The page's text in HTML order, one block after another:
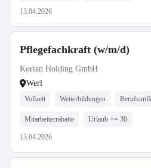
13.04.2026
Pflegefachkraft (w/m/d)
Korian Holding GmbH
Werl
Vollzeit Weiterbildungen
Mitarbeiterrabatte Urlaub >= 30
13.04.2026